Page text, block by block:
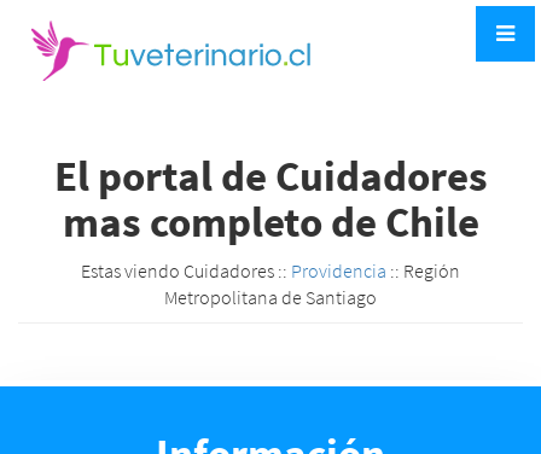
El portal de Cuidadores
mas completo de Chile
Estas viendo Cuidadores :: Providencia :: Región
Metropolitana de Santiago